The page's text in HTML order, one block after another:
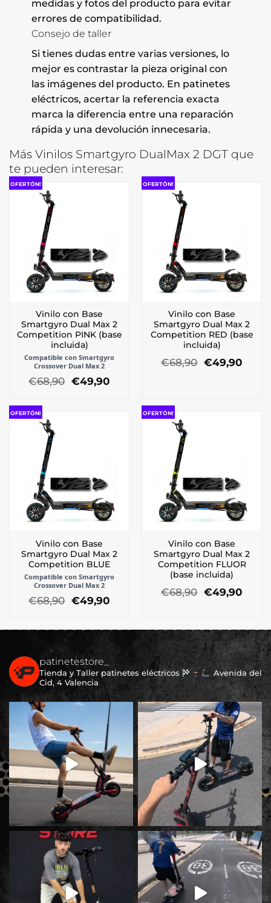
medidas y fotos del producto para evitar
errores de compatibilidad.
Consejo de taller
Si tienes dudas entre varias versiones, lo
mejor es contrastar la pieza original con
las imágenes del producto. En patinetes
eléctricos, acertar la referencia exacta
marca la diferencia entre una reparación
rápida y una devolución innecesaria.
Más Vinilos Smartgyro DualMax 2 DGT que
te pueden interesar:
OFERTÓN!
Vinilo con Base
Smartgyro Dual Max 2
Competition PINK (base
incluida)
Compatible con Smartgyro
Crossover Dual Max 2
€68,90 El
€49,90El
€49,90.
OFERTÓN!
Vinilo con Base
Smartgyro Dual Max 2
Competition RED (base
incluida)
€68,90 El
€49,90El
OFERTÓN!
Vinilo con Base
Smartgyro Dual Max 2
Competition BLUE
Compatible con Smartgyro
Crossover Dual Max 2
€68,90 El
precio
era:
€68,90.
€49,90El
es:
€49,90.
OFERTÓN!
Vinilo con Base
Smartgyro Dual Max 2
Competition FLUOR
(base incluida)
€68,90 El
precio
€68,90.
€49,90El
patinetestore_
Tienda y Taller patinetes eléctricos
Avenida del
Cid, 4 Valencia